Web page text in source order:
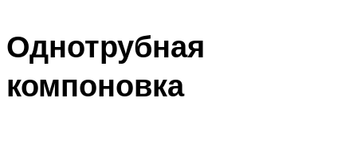
Однотрубная
компоновка